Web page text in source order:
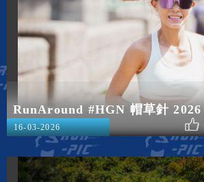
RunAround #HGN 帽草針 2026
16-03-2026